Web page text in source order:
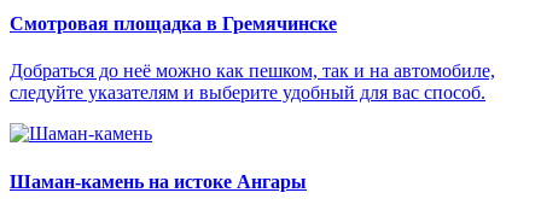
Смотровая площадка в Гремячинске
Добраться до неё можно как пешком, так и на автомобиле,
следуйте указателям и выберите удобный для вас способ.
Шаман-камень на истоке Ангары